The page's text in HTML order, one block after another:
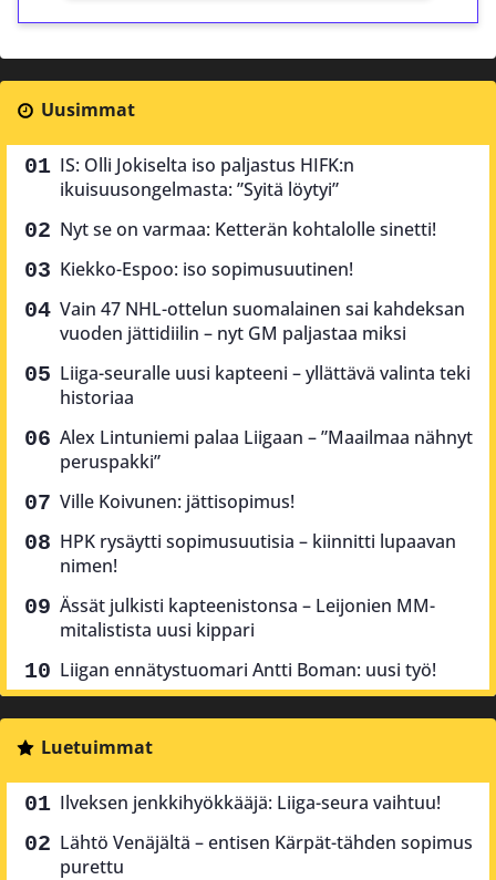
Uusimmat
IS: Olli Jokiselta iso paljastus HIFK:n
ikuisuusongelmasta: ”Syitä löytyi”
Nyt se on varmaa: Ketterän kohtalolle sinetti!
Kiekko-Espoo: iso sopimusuutinen!
Vain 47 NHL-ottelun suomalainen sai kahdeksan
vuoden jättidiilin – nyt GM paljastaa miksi
Liiga-seuralle uusi kapteeni – yllättävä valinta teki
historiaa
Alex Lintuniemi palaa Liigaan – ”Maailmaa nähnyt
peruspakki”
Ville Koivunen: jättisopimus!
HPK rysäytti sopimusuutisia – kiinnitti lupaavan
nimen!
Ässät julkisti kapteenistonsa – Leijonien MM-
mitalistista uusi kippari
Liigan ennätystuomari Antti Boman: uusi työ!
Luetuimmat
Ilveksen jenkkihyökkääjä: Liiga-seura vaihtuu!
Lähtö Venäjältä – entisen Kärpät-tähden sopimus
purettu